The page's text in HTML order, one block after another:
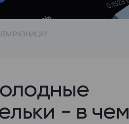
РАЗНИЦА?
- в чем